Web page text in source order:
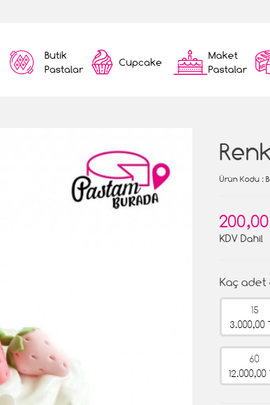
Butik
Pastalar
Cupcake
Maket
Pastalar
Ürün Kodu :
KDV Dahil
Kaç adet
15
3.000,00
60
12.000,00